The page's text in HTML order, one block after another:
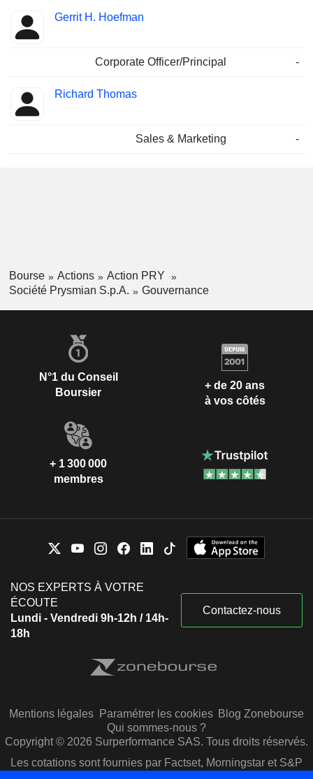
Gerrit H. Hoefman
Corporate Officer/Principal -
Richard Thomas
Sales & Marketing -
Bourse Actions
Action PRY
Société Prysmian S.p.A.
Gouvernance
N°1 du Conseil
Boursier
+ de 20 ans
à vos côtés
+ 1 300 000
membres
NOS EXPERTS À VOTRE
ÉCOUTE
Lundi - Vendredi 9h-12h / 14h-
18h
Contactez-nous
Mentions légales Paramétrer les cookies Blog Zonebourse
Qui sommes-nous ?
Copyright © 2026 Surperformance SAS. Tous droits réservés.
Les cotations sont fournies par Factset, Morningstar et S&P